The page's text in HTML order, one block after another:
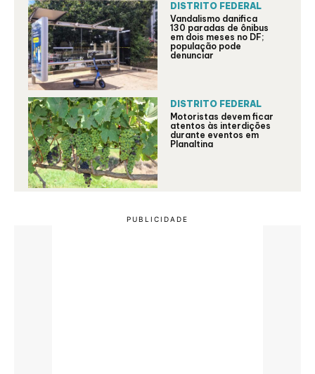
DISTRITO FEDERAL
Vandalismo danifica
130 paradas de ônibus
em dois meses no DF;
população pode
denunciar
DISTRITO FEDERAL
Motoristas devem ficar
atentos às interdições
durante eventos em
Planaltina